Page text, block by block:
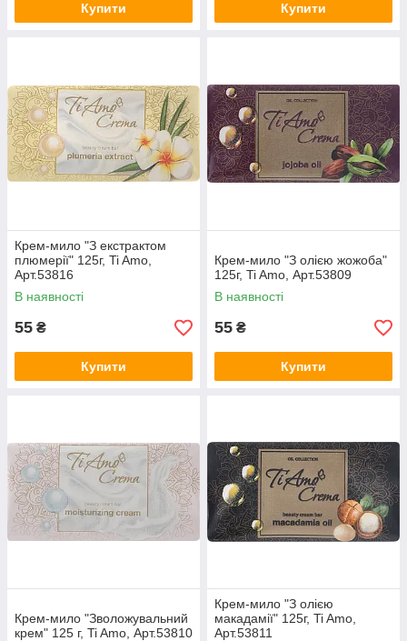
Купити Купити
Крем-мило "З екстрактом
плюмерії" 125г, Ti Amo,
Арт.53816
В наявності
55 ₴
Купити
Крем-мило "З олією жожоба"
125г, Ti Amo, Арт.53809
В наявності
55 ₴
Купити
Крем-мило "Зволожувальний
крем" 125 г, Ti Amo, Арт.53810
Крем-мило "З олією
макадамії" 125г, Ti Amo,
Арт.53811